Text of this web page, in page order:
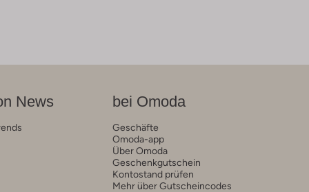
News bei Omoda
Geschäfte
Omoda-app
Über Omoda
Geschenkgutschein
Kontostand prüfen
Mehr über Gutscheincodes